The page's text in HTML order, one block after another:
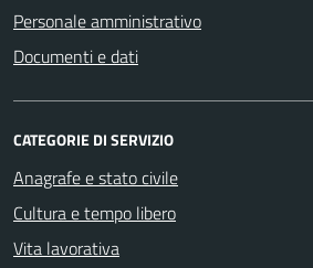
Personale amministrativo
Documenti e dati
CATEGORIE DI SERVIZIO
Anagrafe e stato civile
Cultura e tempo libero
Vita lavorativa